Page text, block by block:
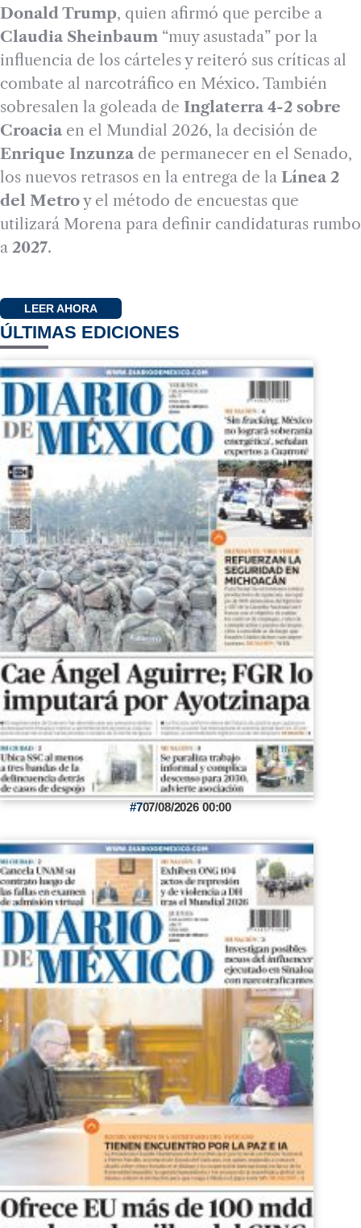
Donald Trump, quien afirmó que percibe a
Claudia Sheinbaum “muy asustada” por la
influencia de los cárteles y reiteró sus críticas al
combate al narcotráfico en México. También
sobresalen la goleada de Inglaterra 4-2 sobre
Croacia en el Mundial 2026, la decisión de
Enrique Inzunza de permanecer en el Senado,
los nuevos retrasos en la entrega de la Línea 2
del Metroy el método de encuestas que
utilizará Morena para definir candidaturas rumbo
a 2027.
LEER AHORA
ÚLTIMAS EDICIONES
707/08/2026 00:00